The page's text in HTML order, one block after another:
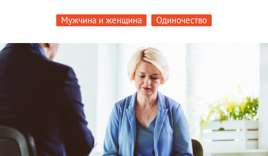
Мужчина и женщина Одиночество